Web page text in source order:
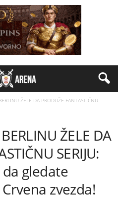
ŽELE DA PRODUŽE FANTASTIČNU
ŽELE DA
SERIJU:
gledate
zvezda!